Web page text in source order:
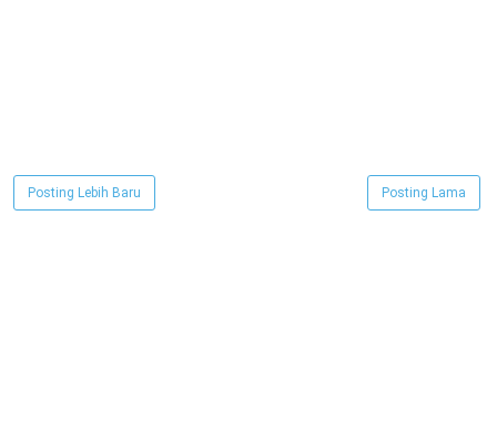
Posting Lebih Baru Posting Lama